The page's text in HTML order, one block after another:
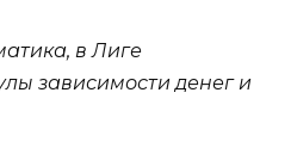
в Лиге
зависимости денег и